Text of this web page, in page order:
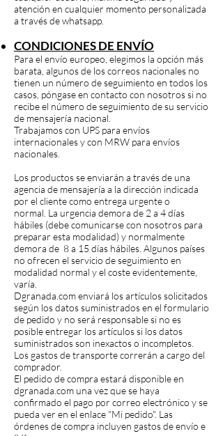
atención en cualquier momento personalizada
a través de whatsapp.
CONDICIONES DE ENVÍO
Para el envío europeo, elegimos la opción más
barata, algunos de los correos nacionales no
tienen un número de seguimiento en todos los
casos, póngase en contacto con nosotros si no
recibe el número de seguimiento de su servicio
de mensajería nacional.
Trabajamos con UPS para envíos
internacionales y con MRW para envíos
nacionales.
Los productos se enviarán a través de una
agencia de mensajería a la dirección indicada
por el cliente como entrega urgente o
normal. La urgencia demora de 2 a 4 días
hábiles (debe comunicarse con nosotros para
preparar esta modalidad) y normalmente
demora de 8 a 15 días hábiles. Algunos países
no ofrecen el servicio de seguimiento en
modalidad normal y el coste evidentemente,
varía.
Dgranada.com enviará los artículos solicitados
según los datos suministrados en el formulario
de pedido y no será responsable si no es
posible entregar los artículos si los datos
suministrados son inexactos o incompletos.
Los gastos de transporte correrán a cargo del
comprador.
El pedido de compra estará disponible en
dgranada.com una vez que se haya
confirmado el pago por correo electrónico y se
pueda ver en el enlace "Mi pedido". Las
órdenes de compra incluyen gastos de envío e